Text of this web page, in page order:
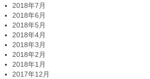
2018年7月
2018年6月
2018年5月
2018年4月
2018年3月
2018年2月
2018年1月
2017年12月